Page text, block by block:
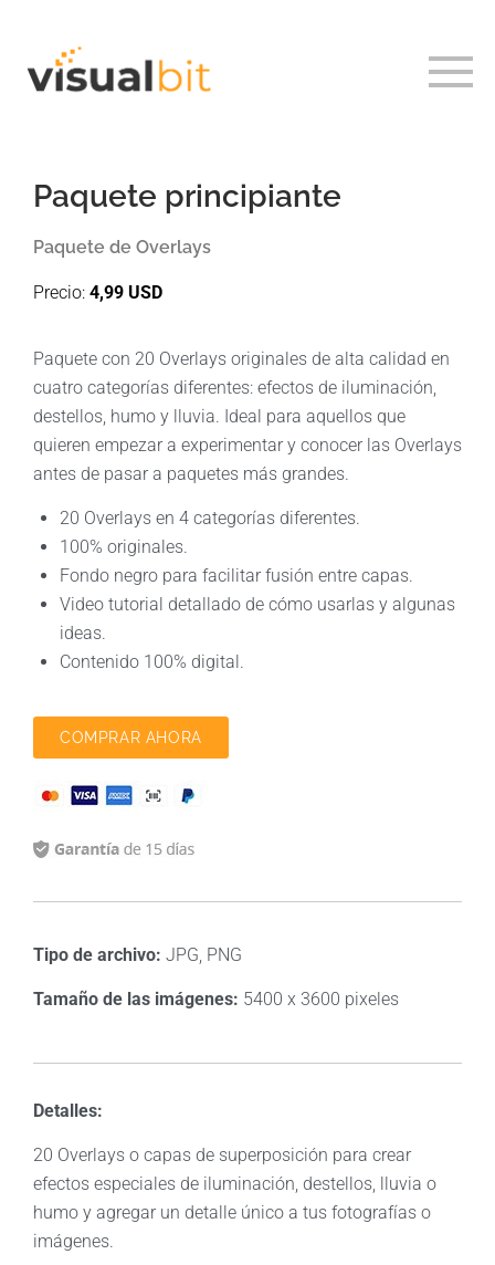
Paquete principiante
Paquete de Overlays
Precio: 4,99 USD
Paquete con 20 Overlays originales de alta calidad en
cuatro categorías diferentes: efectos de iluminación,
destellos, humo y lluvia. Ideal para aquellos que
quieren empezar a experimentar y conocer las Overlays
antes de pasar a paquetes más grandes.
20 Overlays en 4 categorías diferentes.
100% originales.
Fondo negro para facilitar fusión entre capas.
Video tutorial detallado de cómo usarlas y algunas
ideas.
Contenido 100% digital.
COMPRAR AHORA
Tipo de archivo: JPG, PNG
Tamaño de las imágenes: 5400 x 3600 pixeles
Detalles:
20 Overlays o capas de superposición para crear
efectos especiales de iluminación, destellos, lluvia o
humo y agregar un detalle único a tus fotografías o
imágenes.